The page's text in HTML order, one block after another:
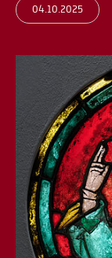
04.10.2025